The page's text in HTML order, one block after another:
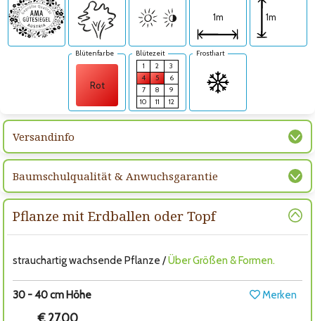
1m 1m
Blütenfarbe
Rot
Blütezeit
1
2
3
4
5
6
7
8
9
10
11 12
Frosthart
Versandinfo
Baumschulqualität & Anwuchsgarantie
Pflanze mit Erdballen oder Topf
strauchartig wachsende Pflanze /Über Größen & Formen.
30 - 40 cm Höhe Merken